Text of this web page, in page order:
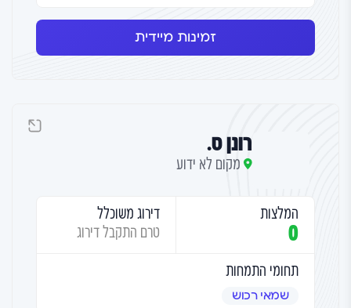
זמינות מיידית
רונן ס.
מקום לא ידוע
המלצות
0
דירוג משוכלל
טרם התקבל דירוג
תחומי התמחות
שמאי רכוש